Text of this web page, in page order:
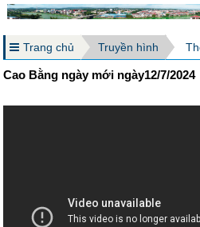
Trang chủ Truyền hình
Cao Bằng ngày mới ngày12/7/2024